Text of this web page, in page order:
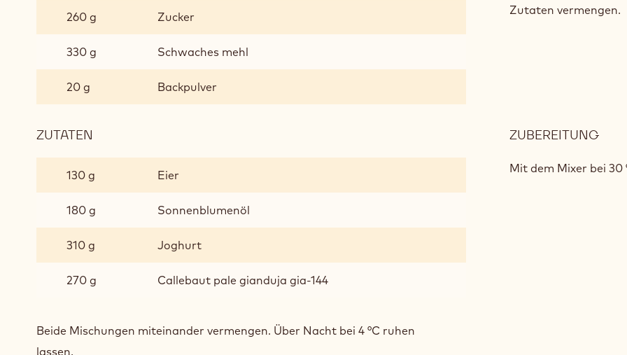
260 g Zucker
330 g Schwaches mehl
20 g Backpulver
Zutaten vermengen.
ZUTATEN
130 g Eier
180 g Sonnenblumenöl
310 g Joghurt
270 g Callebaut pale gianduja gia-144
ZUBEREITUNG:
Mit dem Mixer bei 30
Beide Mischungen miteinander vermengen. Über Nacht bei 4 °C ruhen
lassen.